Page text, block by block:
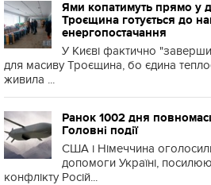
Ями копатимуть прямо у
Троєщина готується до
енергопостачання
У Києві фактично
для масиву Троєщина, бо єдина
живила ...
Ранок 1002 дня
Головні події
США і Німеччина
допомоги Україні,
конфлікту Росій...